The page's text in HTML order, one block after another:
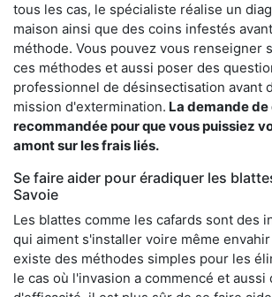
tous les cas, le spécialiste réalise un
maison ainsi que des coins infestés
méthode. Vous pouvez vous renseigner
ces méthodes et aussi poser des
professionnel de désinsectisation avant
mission d'extermination. La demande
recommandée pour que vous puissiez
amont sur les frais liés.
Se faire aider pour éradiquer les
Savoie
Les blattes comme les cafards sont des
qui aiment s'installer voire même
existe des méthodes simples pour les
le cas où l'invasion a commencé et aussi